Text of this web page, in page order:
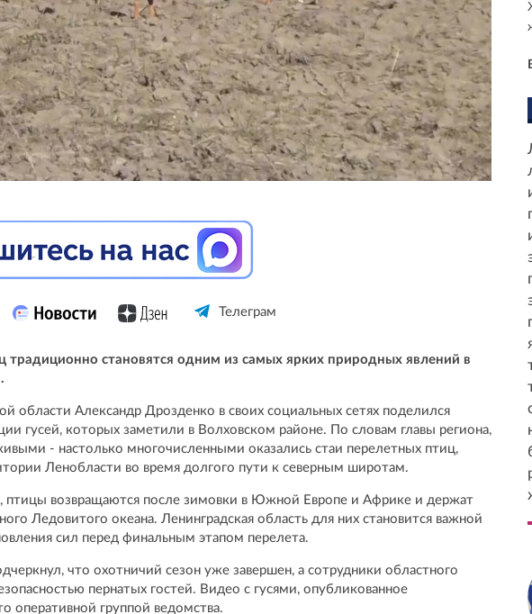
Телеграм
традиционно становятся одним из самых ярких природных явлений в
области Александр Дрозденко в своих социальных сетях поделился
гусей, которых заметили в Волховском районе. По словам главы региона,
- настолько многочисленными оказались стаи перелетных птиц,
Ленобласти во время долгого пути к северным широтам.
птицы возвращаются после зимовки в Южной Европе и Африке и держат
Ледовитого океана. Ленинградская область для них становится важной
сил перед финальным этапом перелета.
что охотничий сезон уже завершен, а сотрудники областного
пернатых гостей. Видео с гусями, опубликованное
оперативной группой ведомства.